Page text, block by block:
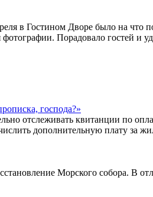
в Гостином Дворе было на что
фотографии. Порадовало гостей
господа?»
отслеживать квитанции по
дополнительную плату за
Морского собора. В